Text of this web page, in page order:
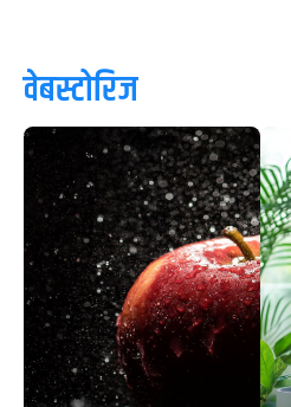
वेबस्टोरिज